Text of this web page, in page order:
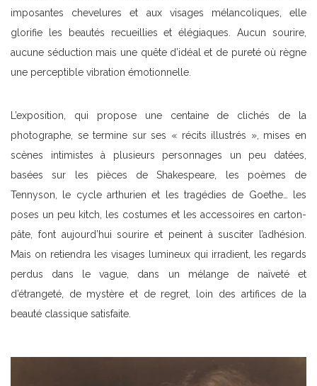
imposantes chevelures et aux visages mélancoliques, elle
glorifie les beautés recueillies et élégiaques. Aucun sourire,
aucune séduction mais une quête d’idéal et de pureté où règne
une perceptible vibration émotionnelle.
L’exposition, qui propose une centaine de clichés de la
photographe, se termine sur ses « récits illustrés », mises en
scènes intimistes à plusieurs personnages un peu datées,
basées sur les pièces de Shakespeare, les poèmes de
Tennyson, le cycle arthurien et les tragédies de Goethe… les
poses un peu kitch, les costumes et les accessoires en carton-
pâte, font aujourd’hui sourire et peinent à susciter l’adhésion.
Mais on retiendra les visages lumineux qui irradient, les regards
perdus dans le vague, dans un mélange de naïveté et
d’étrangeté, de mystère et de regret, loin des artifices de la
beauté classique satisfaite.